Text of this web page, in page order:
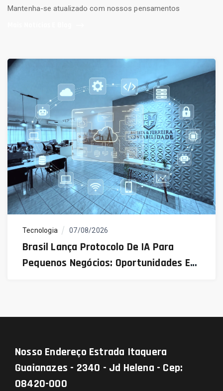
Mantenha-se atualizado com nossos pensamentos
Tecnologia 07/08/2026
Brasil Lança Protocolo De IA Para
Pequenos Negócios: Oportunidades E
Nosso Endereço Estrada Itaquera
Guaianazes - 2340 - Jd Helena - Cep:
08420-000